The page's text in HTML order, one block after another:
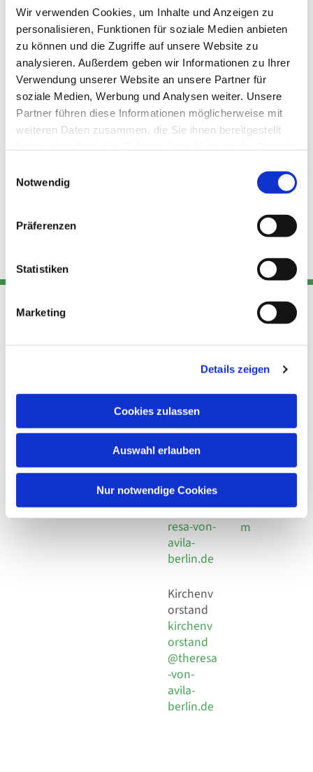
Wir verwenden Cookies, um Inhalte und Anzeigen zu
personalisieren, Funktionen für soziale Medien anbieten
zu können und die Zugriffe auf unsere Website zu
analysieren. Außerdem geben wir Informationen zu Ihrer
Verwendung unserer Website an unsere Partner für
soziale Medien, Werbung und Analysen weiter. Unsere
Partner führen diese Informationen möglicherweise mit
weiteren Daten zusammen, die Sie ihnen bereitgestellt
Notwendig
Präferenzen
Statistiken
Marketing
Details zeigen
Cookies zulassen
Auswahl erlauben
Nur notwendige Cookies
Adresse
Kirchengemeinde Pfarrei
Hl. Theresa von Avila Berlin
Leitender Pfarrer - Norbert
Behaimstr. 39
Kont
Telefon
+49 30
924 64 28
Fax +49
30 924 54
18
E-Mail
info@the
resa-von-
avila-
berlin.de
Kirchenv
orstand
kirchenv
orstand
@theresa
-von-
avila-
berlin.de
Links
Datensch
utz
Social
Impressu
m